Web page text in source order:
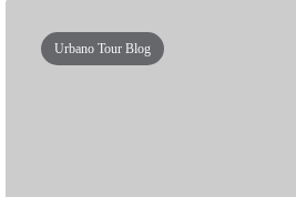
Urbano Tour Blog